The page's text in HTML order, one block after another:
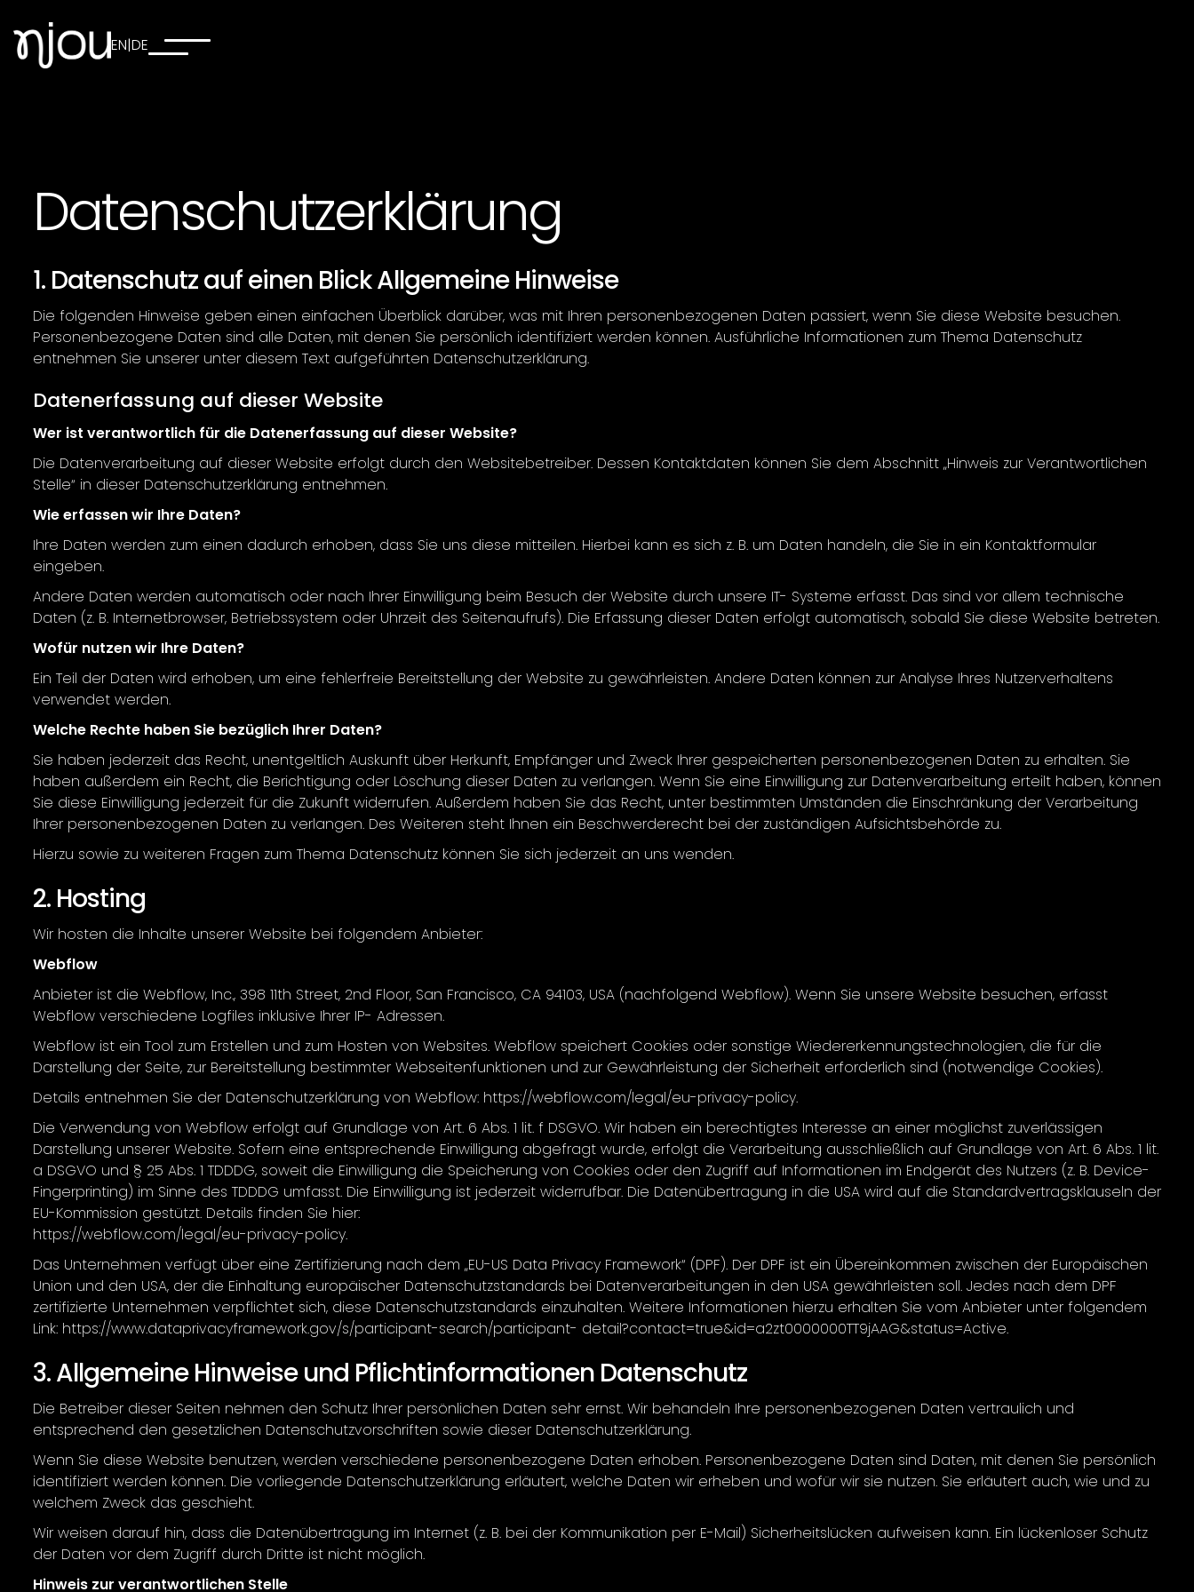
EN|DE
Datenschutzerklärung
1. Datenschutz auf einen Blick Allgemeine Hinweise
Die folgenden Hinweise geben einen einfachen Überblick darüber, was mit Ihren personenbezogenen Daten passiert, wenn Sie diese Website besuchen.
Personenbezogene Daten sind alle Daten, mit denen Sie persönlich identifiziert werden können. Ausführliche Informationen zum Thema Datenschutz
entnehmen Sie unserer unter diesem Text aufgeführten Datenschutzerklärung.
Datenerfassung auf dieser Website
Wer ist verantwortlich für die Datenerfassung auf dieser Website?
Die Datenverarbeitung auf dieser Website erfolgt durch den Websitebetreiber. Dessen Kontaktdaten können Sie dem Abschnitt „Hinweis zur Verantwortlichen
Stelle“ in dieser Datenschutzerklärung entnehmen.
Wie erfassen wir Ihre Daten?
Ihre Daten werden zum einen dadurch erhoben, dass Sie uns diese mitteilen. Hierbei kann es sich z. B. um Daten handeln, die Sie in ein Kontaktformular
eingeben.
Andere Daten werden automatisch oder nach Ihrer Einwilligung beim Besuch der Website durch unsere IT- Systeme erfasst. Das sind vor allem technische
Daten (z. B. Internetbrowser, Betriebssystem oder Uhrzeit des Seitenaufrufs). Die Erfassung dieser Daten erfolgt automatisch, sobald Sie diese Website betreten.
Wofür nutzen wir Ihre Daten?
Ein Teil der Daten wird erhoben, um eine fehlerfreie Bereitstellung der Website zu gewährleisten. Andere Daten können zur Analyse Ihres Nutzerverhaltens
verwendet werden.
Welche Rechte haben Sie bezüglich Ihrer Daten?
Sie haben jederzeit das Recht, unentgeltlich Auskunft über Herkunft, Empfänger und Zweck Ihrer gespeicherten personenbezogenen Daten zu erhalten. Sie
haben außerdem ein Recht, die Berichtigung oder Löschung dieser Daten zu verlangen. Wenn Sie eine Einwilligung zur Datenverarbeitung erteilt haben, können
Sie diese Einwilligung jederzeit für die Zukunft widerrufen. Außerdem haben Sie das Recht, unter bestimmten Umständen die Einschränkung der Verarbeitung
Ihrer personenbezogenen Daten zu verlangen. Des Weiteren steht Ihnen ein Beschwerderecht bei der zuständigen Aufsichtsbehörde zu.
Hierzu sowie zu weiteren Fragen zum Thema Datenschutz können Sie sich jederzeit an uns wenden.
2. Hosting
Wir hosten die Inhalte unserer Website bei folgendem Anbieter:
Webflow
Anbieter ist die Webflow, Inc., 398 11th Street, 2nd Floor, San Francisco, CA 94103, USA (nachfolgend Webflow). Wenn Sie unsere Website besuchen, erfasst
Webflow verschiedene Logfiles inklusive Ihrer IP- Adressen.
Webflow ist ein Tool zum Erstellen und zum Hosten von Websites. Webflow speichert Cookies oder sonstige Wiedererkennungstechnologien, die für die
Darstellung der Seite, zur Bereitstellung bestimmter Webseitenfunktionen und zur Gewährleistung der Sicherheit erforderlich sind (notwendige Cookies).
Details entnehmen Sie der Datenschutzerklärung von Webflow: https://webflow.com/legal/eu-privacy-policy.
Die Verwendung von Webflow erfolgt auf Grundlage von Art. 6 Abs. 1 lit. f DSGVO. Wir haben ein berechtigtes Interesse an einer möglichst zuverlässigen
Darstellung unserer Website. Sofern eine entsprechende Einwilligung abgefragt wurde, erfolgt die Verarbeitung ausschließlich auf Grundlage von Art. 6 Abs. 1 lit.
a DSGVO und § 25 Abs. 1 TDDDG, soweit die Einwilligung die Speicherung von Cookies oder den Zugriff auf Informationen im Endgerät des Nutzers (z. B. Device-
Fingerprinting) im Sinne des TDDDG umfasst. Die Einwilligung ist jederzeit widerrufbar. Die Datenübertragung in die USA wird auf die Standardvertragsklauseln der
EU-Kommission gestützt. Details finden Sie hier:
https://webflow.com/legal/eu-privacy-policy.
Das Unternehmen verfügt über eine Zertifizierung nach dem „EU-US Data Privacy Framework“ (DPF). Der DPF ist ein Übereinkommen zwischen der Europäischen
Union und den USA, der die Einhaltung europäischer Datenschutzstandards bei Datenverarbeitungen in den USA gewährleisten soll. Jedes nach dem DPF
zertifizierte Unternehmen verpflichtet sich, diese Datenschutzstandards einzuhalten. Weitere Informationen hierzu erhalten Sie vom Anbieter unter folgendem
Link: https://www.dataprivacyframework.gov/s/participant-search/participant- detail?contact=true&id=a2zt0000000TT9jAAG&status=Active.
3. Allgemeine Hinweise und Pflichtinformationen Datenschutz
Die Betreiber dieser Seiten nehmen den Schutz Ihrer persönlichen Daten sehr ernst. Wir behandeln Ihre personenbezogenen Daten vertraulich und
entsprechend den gesetzlichen Datenschutzvorschriften sowie dieser Datenschutzerklärung.
Wenn Sie diese Website benutzen, werden verschiedene personenbezogene Daten erhoben. Personenbezogene Daten sind Daten, mit denen Sie persönlich
identifiziert werden können. Die vorliegende Datenschutzerklärung erläutert, welche Daten wir erheben und wofür wir sie nutzen. Sie erläutert auch, wie und zu
welchem Zweck das geschieht.
Wir weisen darauf hin, dass die Datenübertragung im Internet (z. B. bei der Kommunikation per E-Mail) Sicherheitslücken aufweisen kann. Ein lückenloser Schutz
der Daten vor dem Zugriff durch Dritte ist nicht möglich.
Hinweis zur verantwortlichen Stelle